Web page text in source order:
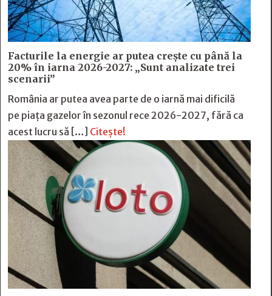
Facturile la energie ar putea crește cu până la
20% în iarna 2026-2027: „Sunt analizate trei
scenarii”
România ar putea avea parte de o iarnă mai dificilă
pe piața gazelor în sezonul rece 2026-2027, fără ca
acest lucru să […] Citește!